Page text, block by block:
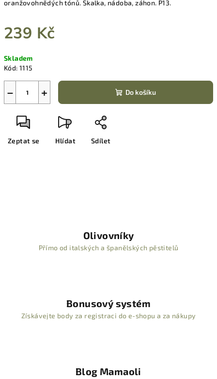
oranžovohnědých tónů. Skalka, nádoba, záhon. P13.
239 Kč
cena:
Skladem
Kód: 1115
+
− Do košíku
Zeptat se Hlídat Sdílet
Olivovníky
Přímo od italských a španělských pěstitelů
Bonusový systém
Získávejte body za registraci do e-shopu a za nákupy
Blog Mamaoli